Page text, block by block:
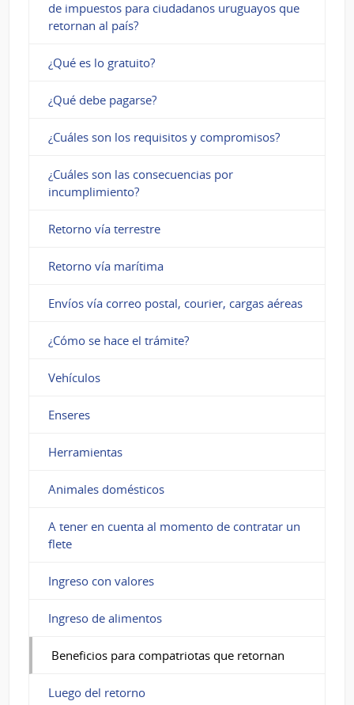
de impuestos para ciudadanos uruguayos que
retornan al país?
¿Qué es lo gratuito?
¿Qué debe pagarse?
¿Cuáles son los requisitos y compromisos?
¿Cuáles son las consecuencias por
incumplimiento?
Retorno vía terrestre
Retorno vía marítima
Envíos vía correo postal, courier, cargas aéreas
¿Cómo se hace el trámite?
Vehículos
Enseres
Herramientas
Animales domésticos
A tener en cuenta al momento de contratar un
flete
Ingreso con valores
Ingreso de alimentos
Beneficios para compatriotas que retornan
Luego del retorno